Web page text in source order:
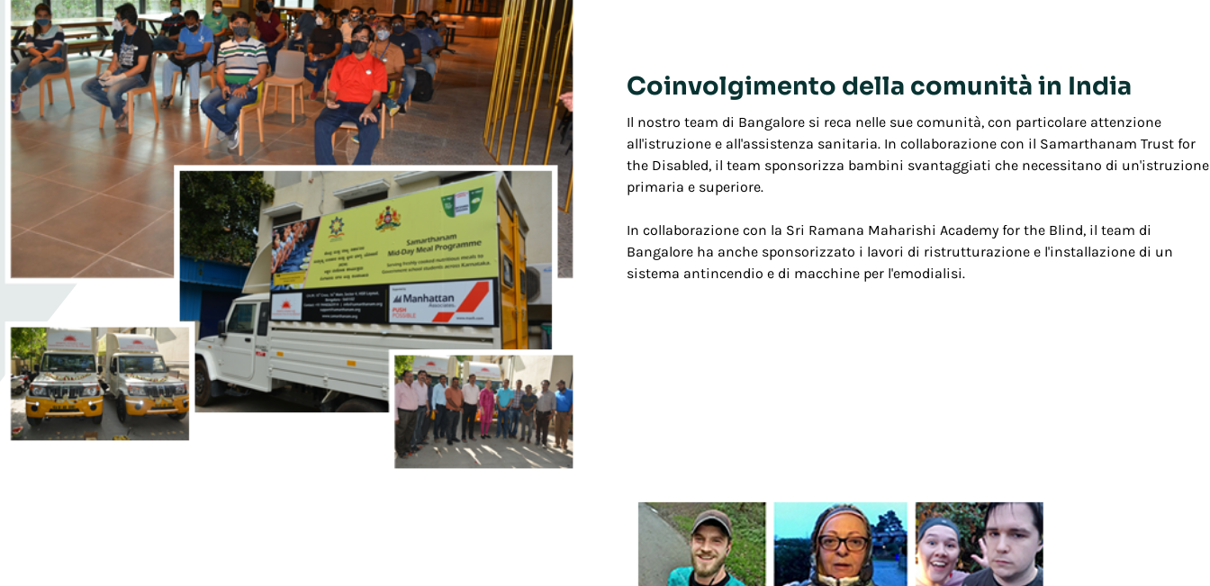
Coinvolgimento della comunità in India
Il nostro team di Bangalore si reca nelle sue comunità, con particolare attenzione
all'istruzione e all'assistenza sanitaria. In collaborazione con il Samarthanam Trust for
the Disabled, il team sponsorizza bambini svantaggiati che necessitano di un'istruzione
primaria e superiore.
In collaborazione con la Sri Ramana Maharishi Academy for the Blind, il team di
Bangalore ha anche sponsorizzato i lavori di ristrutturazione e l'installazione di un
sistema antincendio e di macchine per l'emodialisi.